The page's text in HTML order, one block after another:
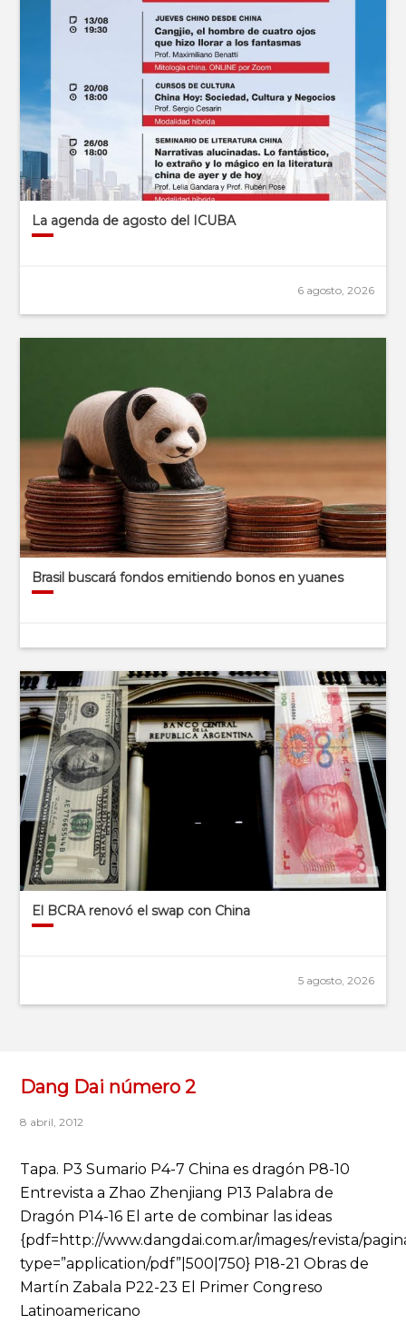
La agenda de agosto del ICUBA
6 agosto, 2026
Brasil buscará fondos emitiendo bonos en yuanes
El BCRA renovó el swap con China
5 agosto, 2026
Dang Dai número 2
8 abril, 2012
Tapa. P3 Sumario P4-7 China es dragón P8-10
Entrevista a Zhao Zhenjiang P13 Palabra de
Dragón P14-16 El arte de combinar las ideas
{pdf=http://www.dangdai.com.ar/images/revista/
type=”application/pdf”|500|750} P18-21 Obras de
Martín Zabala P22-23 El Primer Congreso
Latinoamericano